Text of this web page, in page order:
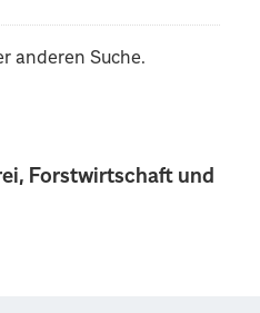
Forstwirtschaft und
anderen Suche.